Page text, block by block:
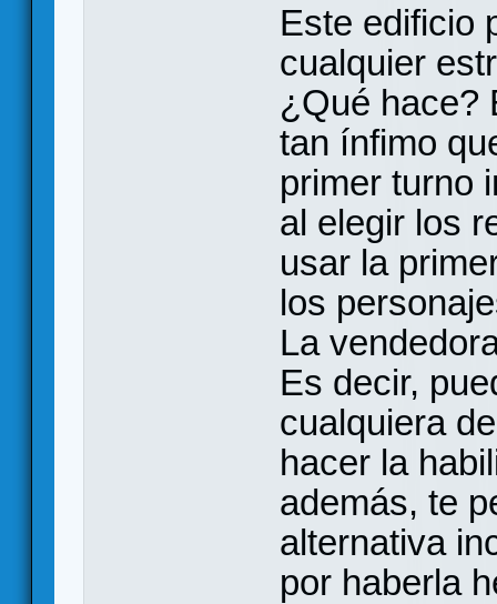
Este edificio
cualquier
¿Qué hace?
tan ínfimo
primer turno
al elegir los
usar la
los
La
Es decir,
cualquiera
hacer la
además, te
alternativa
por haberla